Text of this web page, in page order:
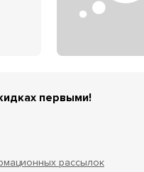
первыми!
рассылок